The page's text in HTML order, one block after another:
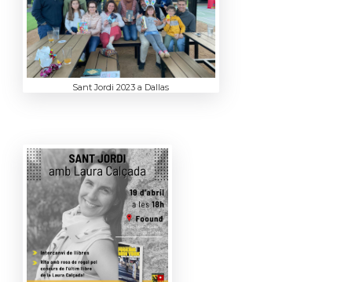
Sant Jordi 2023 a Dallas